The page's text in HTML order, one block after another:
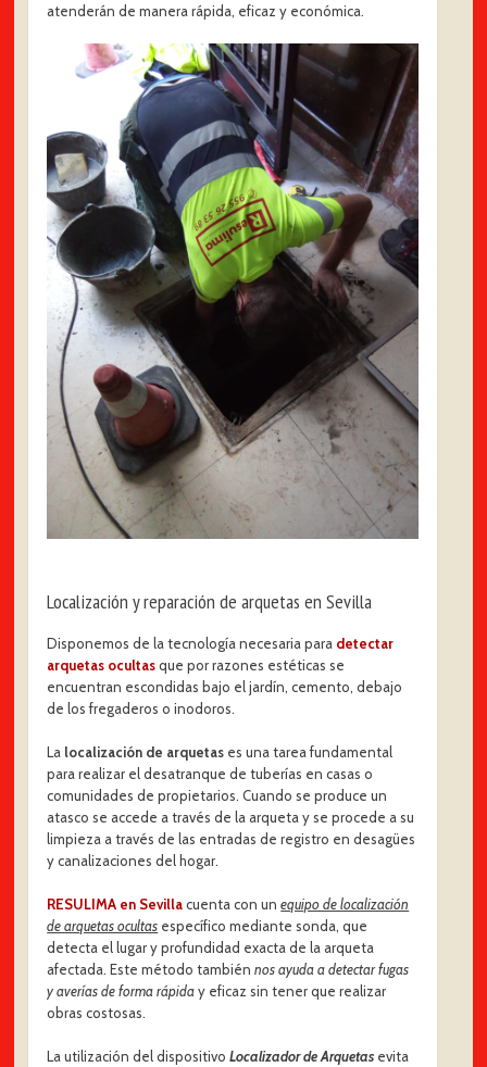
atenderán de manera rápida, eficaz y económica.
Localización y reparación de arquetas en Sevilla
Disponemos de la tecnología necesaria para detectar
arquetas ocultasque por razones estéticas se
encuentran escondidas bajo el jardín, cemento, debajo
de los fregaderos o inodoros.
La localización de arquetas es una tarea fundamental
para realizar el desatranque de tuberías en casas o
comunidades de propietarios. Cuando se produce un
atasco se accede a través de la arqueta y se procede a su
limpieza a través de las entradas de registro en desagües
y canalizaciones del hogar.
RESULIMA en Sevillacuenta con unequipo de localización
de arquetas ocultas específico mediante sonda, que
detecta el lugar y profundidad exacta de la arqueta
afectada. Este método tambiénnos ayuda a detectar fugas
y averías de forma rápiday eficaz sin tener que realizar
obras costosas.
La utilización del dispositivoLocalizador de Arquetas evita